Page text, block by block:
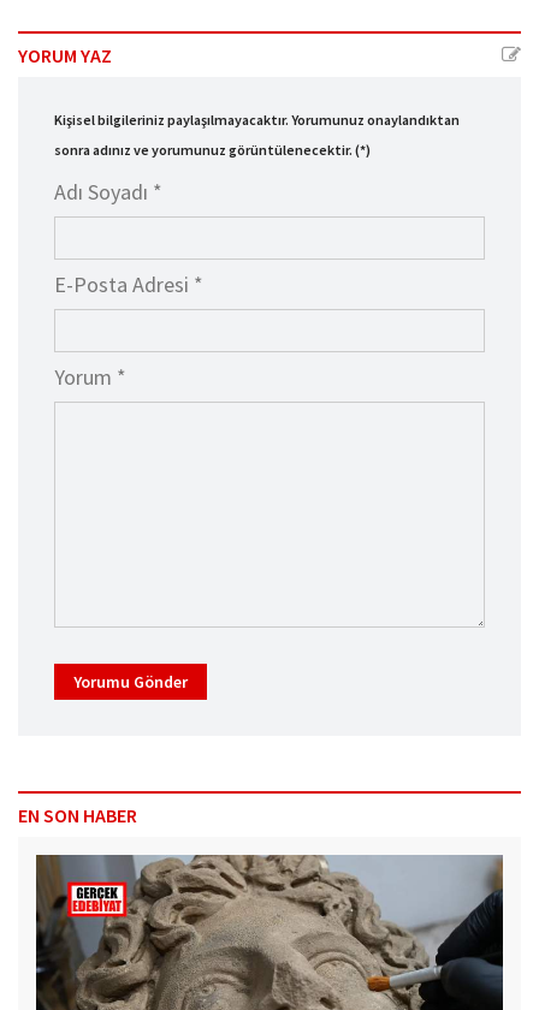
YORUM YAZ
Kişisel bilgileriniz paylaşılmayacaktır. Yorumunuz onaylandıktan
sonra adınız ve yorumunuz görüntülenecektir. (*)
Adı Soyadı *
E-Posta Adresi *
Yorum *
Yorumu Gönder
EN SON HABER